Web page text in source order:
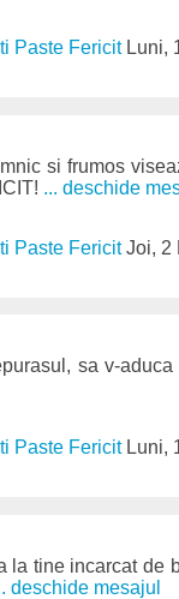
Paste Fericit Luni,
si frumos
... deschide
Paste FericitJoi, 2
sa v-
Paste Fericit Luni,
la tine incarcat
deschide mesajul